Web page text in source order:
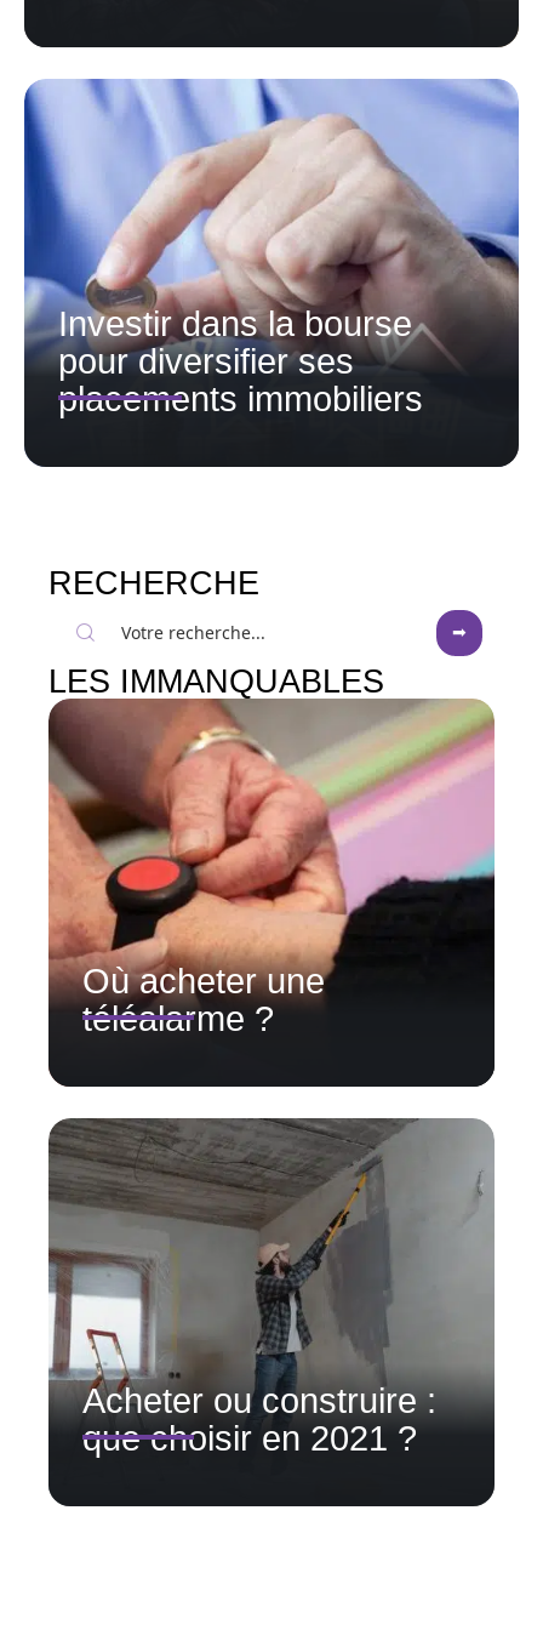
Investir dans la bourse
pour diversifier ses
placements immobiliers
RECHERCHE
LES IMMANQUABLES
Où acheter une
téléalarme ?
Acheter ou construire :
que choisir en 2021 ?